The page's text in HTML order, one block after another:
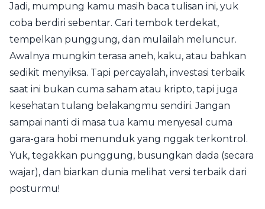
Jadi, mumpung kamu masih baca tulisan ini, yuk
coba berdiri sebentar. Cari tembok terdekat,
tempelkan punggung, dan mulailah meluncur.
Awalnya mungkin terasa aneh, kaku, atau bahkan
sedikit menyiksa. Tapi percayalah, investasi terbaik
saat ini bukan cuma saham atau kripto, tapi juga
kesehatan tulang belakangmu sendiri. Jangan
sampai nanti di masa tua kamu menyesal cuma
gara-gara hobi menunduk yang nggak terkontrol.
Yuk, tegakkan punggung, busungkan dada (secara
wajar), dan biarkan dunia melihat versi terbaik dari
posturmu!